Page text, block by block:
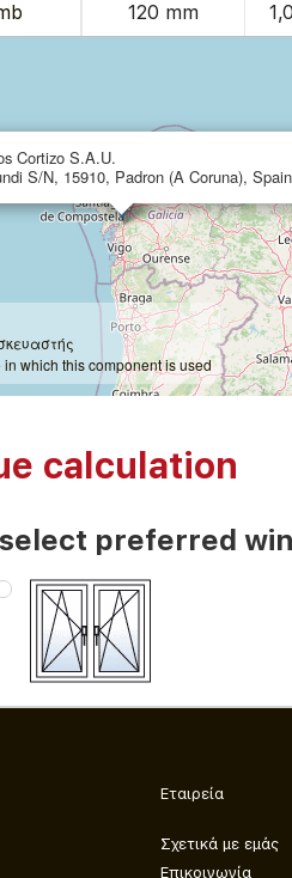
120 mm
Cortizo S.A.U.
S/N, 15910, Padron (A Coruna), Spain
in which this component is used
calculation
preferred
Εταιρεία
Σχετικά με εμάς
Επικοινωνία